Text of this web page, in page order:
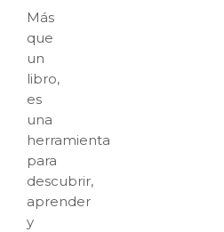
Más
que
un
libro,
es
una
herramienta
para
descubrir,
aprender
y